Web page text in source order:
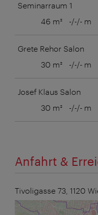
Seminarraum 1
46 m²
-/-/- m
Grete Rehor Salon
30 m²
-/-/- m
Josef Klaus Salon
30 m²
-/-/- m
Anfahrt &
Tivoligasse 73, 1120